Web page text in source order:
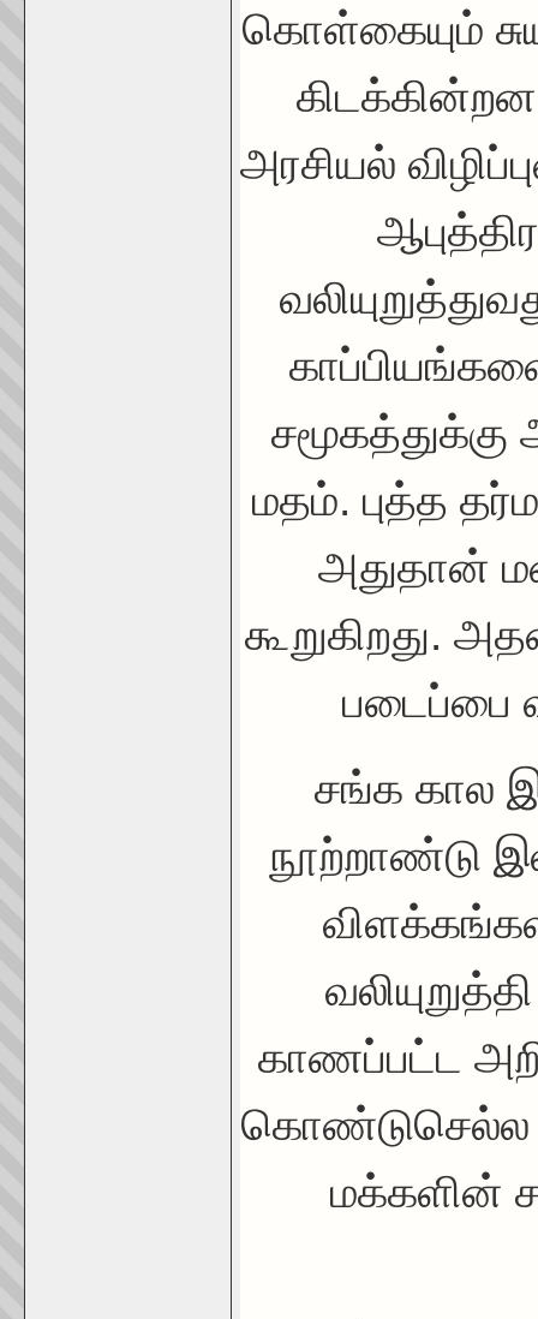
கொள்கையும்
அரசியல்
சமூகத்துக்கு
மதம். புத்த
அதுதான்
கூறுகிறது.
படைப்பை
சங்க கால
நூற்றாண்டு
காணப்பட்ட
கொண்டுசெல்ல
மக்களின்